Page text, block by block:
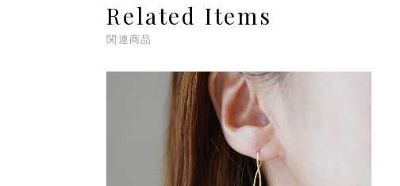
Related Items
関連商品